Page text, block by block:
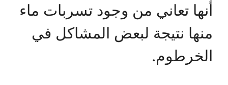
أنها تعاني من وجود تسربات ماء
منها نتيجة لبعض المشاكل في
الخرطوم.